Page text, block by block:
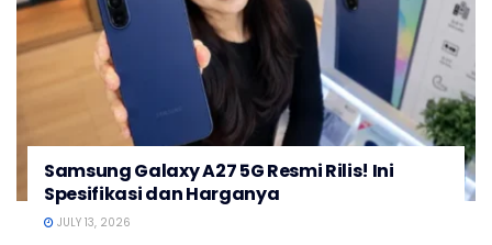
Samsung Galaxy A27 5G Resmi Rilis! Ini
Spesifikasi dan Harganya
JULY 13, 2026